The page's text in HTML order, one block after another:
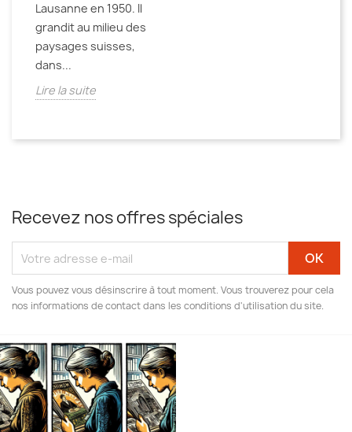
Lausanne en 1950. Il
grandit au milieu des
paysages suisses,
dans...
Lire la suite
Recevez nos offres spéciales
Vous pouvez vous désinscrire à tout moment. Vous trouverez pour cela
nos informations de contact dans les conditions d'utilisation du site.